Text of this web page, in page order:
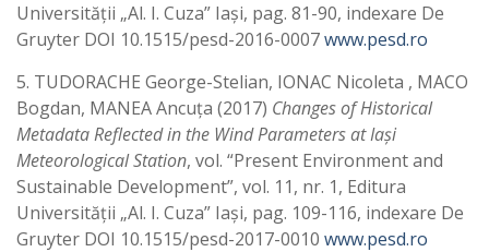
Universităţii „Al. I. Cuza” Iaşi, pag. 81-90, indexare De
Gruyter DOI 10.1515/pesd-2016-0007www.pesd.ro
5. TUDORACHE George-Stelian, IONAC Nicoleta , MACO
Bogdan, MANEA Ancuța (2017) Changes of Historical
Metadata Reflected in the Wind Parameters at Iași
Meteorological Station, vol. “Present Environment and
Sustainable Development”, vol. 11, nr. 1, Editura
Universităţii „Al. I. Cuza” Iaşi, pag. 109-116, indexare De
Gruyter DOI 10.1515/pesd-2017-0010 www.pesd.ro